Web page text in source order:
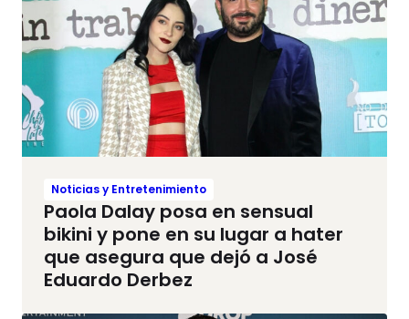
Noticias y Entretenimiento
Paola Dalay posa en sensual
bikini y pone en su lugar a hater
que asegura que dejó a José
Eduardo Derbez